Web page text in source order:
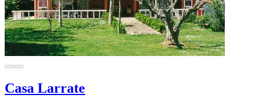
Casa Larrate